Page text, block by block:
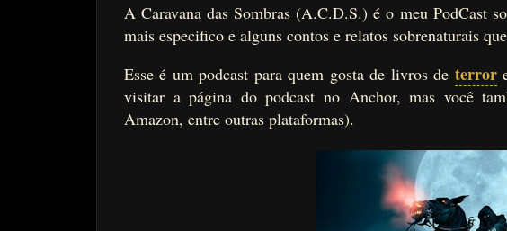
A Caravana das Sombras (A.C.D.S.) é o meu PodCast
mais especifico e alguns contos e relatos sobrenaturais
Esse é um podcast para quem gosta de livros de terror
visitar a página do podcast no Anchor, mas você
Amazon, entre outras plataformas).